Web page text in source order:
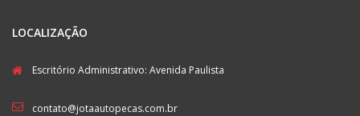
LOCALIZAÇÃO
Escritório Administrativo: Avenida Paulista
contato@jotaautopecas.com.br